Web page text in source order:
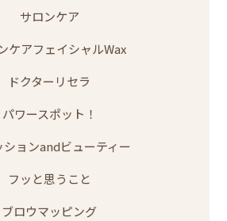
サロンケア
ケアフェイシャルWax
ドクターリセラ
パワースポット！
ションandビューティー
フッと思うこと
ブロウマッピング